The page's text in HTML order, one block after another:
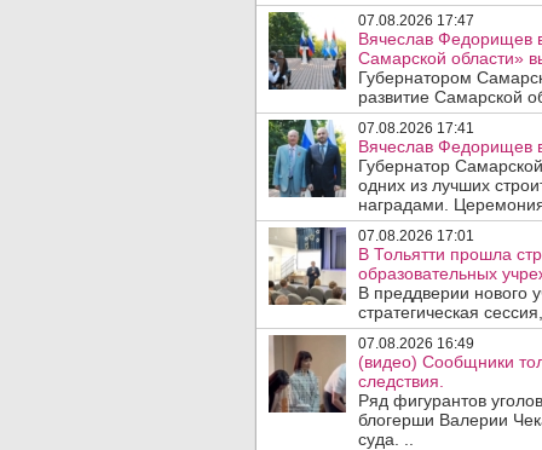
07.08.2026 17:47
Вячеслав Федорищев
Самарской области»
Губернатором
развитие Самарской
07.08.2026 17:41
Вячеслав Федорищев
Губернатор
одних из лучших
наградами.
07.08.2026 17:01
В Тольятти прошла
образовательных
В преддверии нового
стратегическая
07.08.2026 16:49
(видео) Сообщники
следствия.
Ряд фигурантов
блогерши Валерии
суда. ..